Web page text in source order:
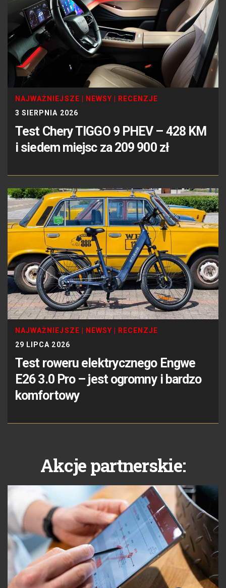
NAJWAŻNIEJSZE NEWSY
RECENZJE
3 SIERPNIA 2026
Test Chery TIGGO 9 PHEV – 428 KM
i siedem miejsc za 209 900 zł
NAJWAŻNIEJSZE NEWSY
RECENZJE
29 LIPCA 2026
Test roweru elektrycznego Engwe
E26 3.0 Pro – jest ogromny i bardzo
komfortowy
Akcje partnerskie: